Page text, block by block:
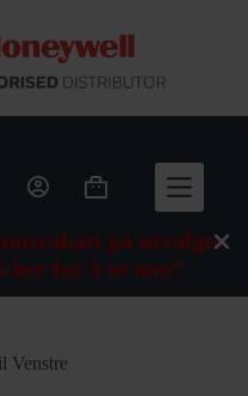
på utvalgte
for å se mer!
Handlekurv
Venstre